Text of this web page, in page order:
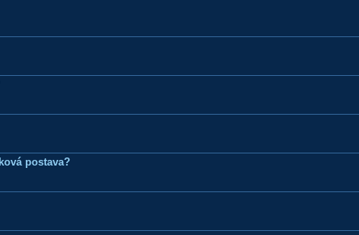
postava?